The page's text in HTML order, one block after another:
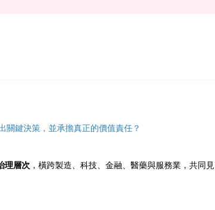
關鍵決策，並承擔真正的價值責任？
理層次 ，橫跨製造、科技、金融、醫藥與服務業，共同見